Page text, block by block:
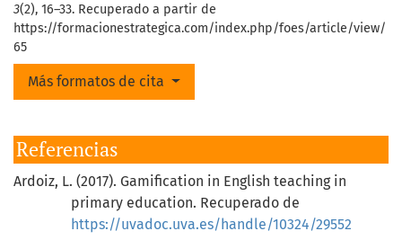
3(2), 16–33. Recuperado a partir de
https://formacionestrategica.com/index.php/foes/article/view/
65
Más formatos de cita
Referencias
Ardoiz, L. (2017). Gamification in English teaching in
primary education. Recuperado de
https://uvadoc.uva.es/handle/10324/29552